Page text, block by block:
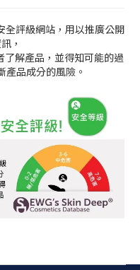
全評級網站，用以推廣公開
，
解產品，並得知可能的過
產品成分的風險。